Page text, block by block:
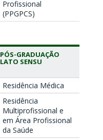
Profissional
(PPGPCS)
PÓS-GRADUAÇÃO
LATO SENSU
Residência Médica
Residência
Multiprofissional e
em Área Profissional
da Saúde